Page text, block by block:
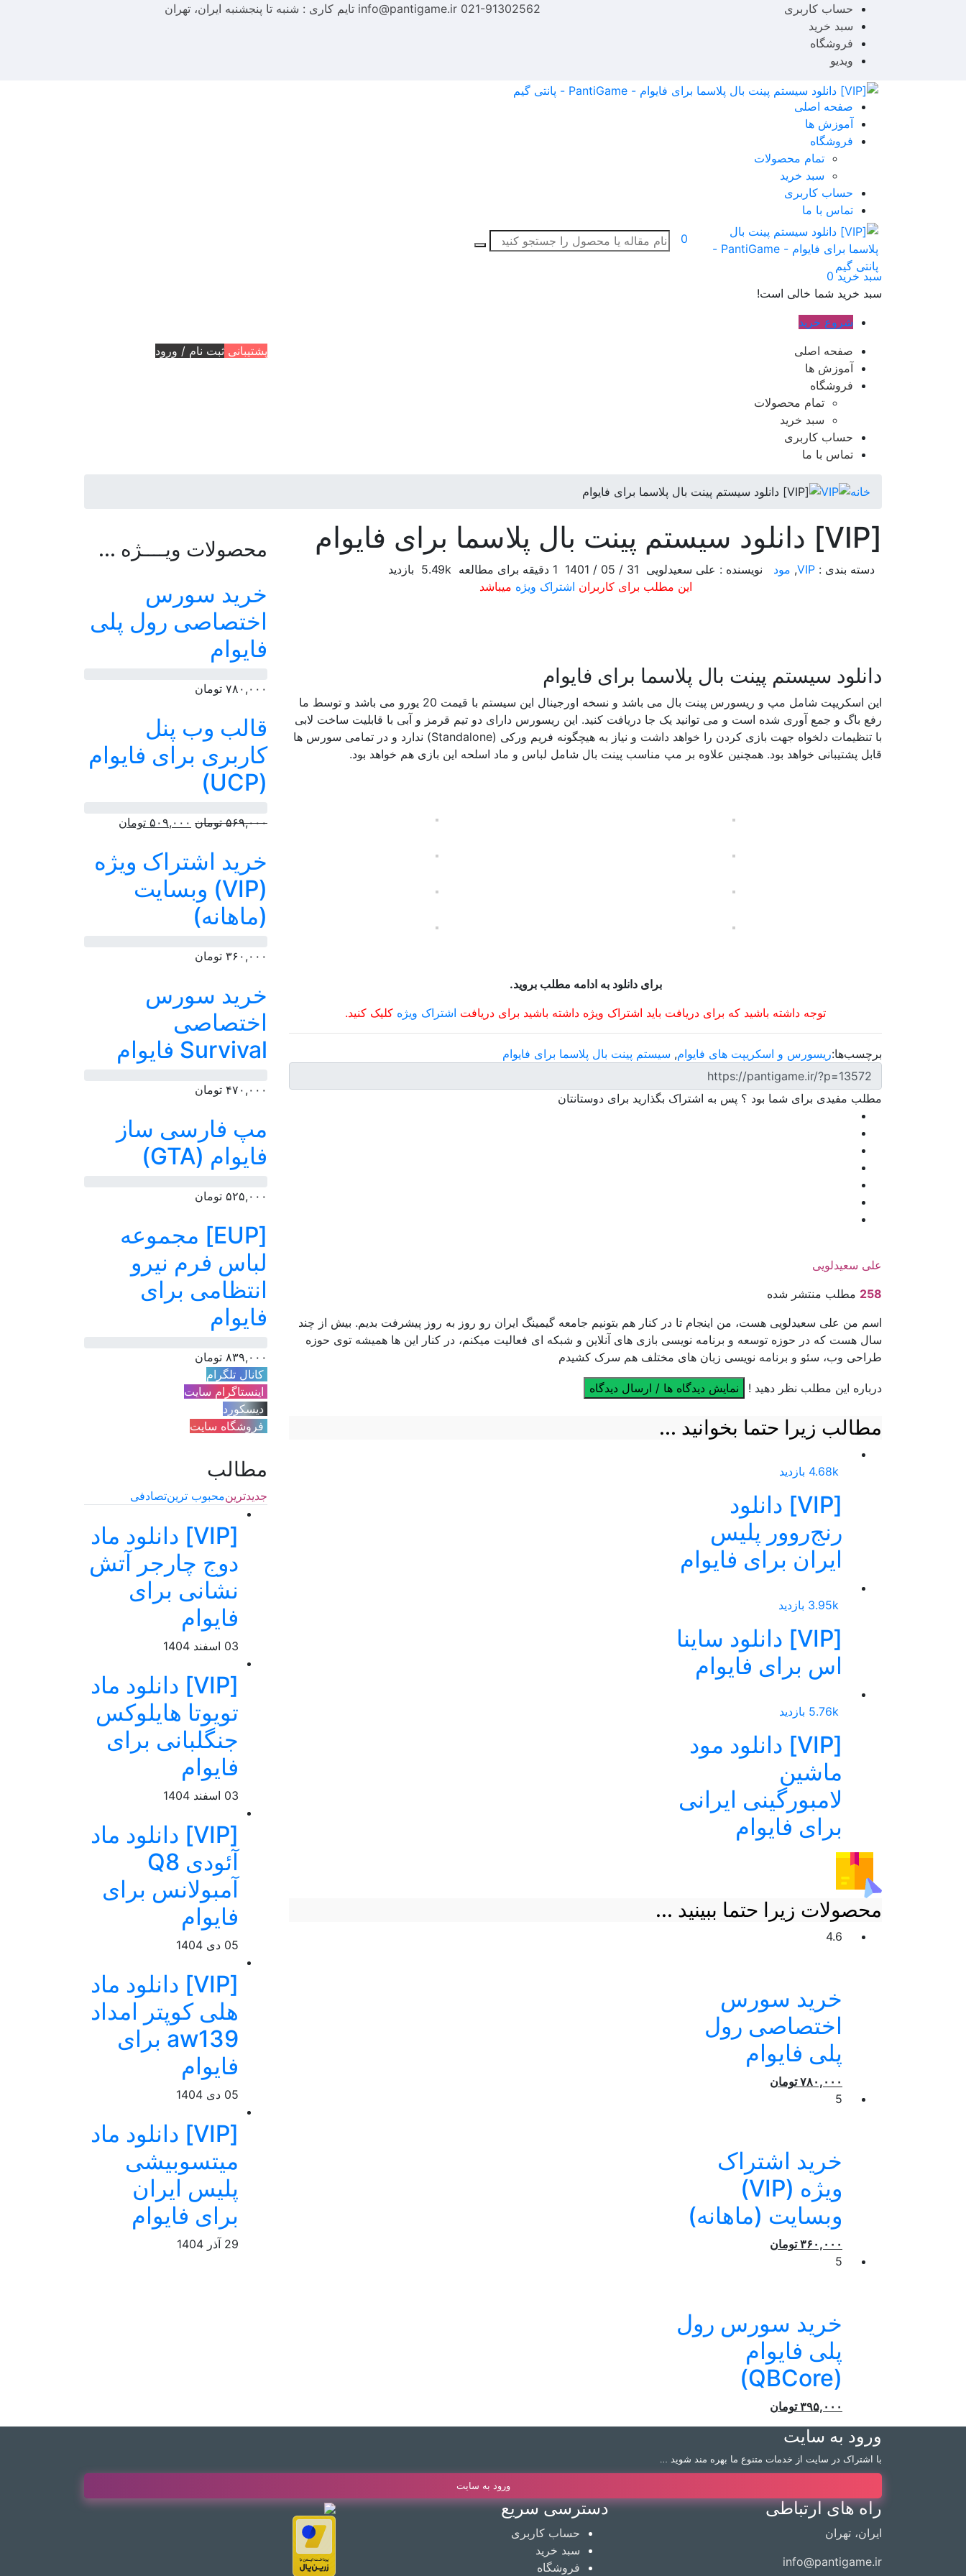
حساب کاربری
سبد خرید
فروشگاه
ویدیو
021-91302562
info@pantigame.ir تایم کاری : شنبه تا پنجشنبه ایران، تهران
صفحه اصلی
آموزش ها
فروشگاه
تمام محصولات
سبد خرید
حساب کاربری
تماس با ما
0
سبد خرید 0
سبد خرید شما خالی است!
شروع خرید
صفحه اصلی
آموزش ها
فروشگاه
تمام محصولات
سبد خرید
حساب کاربری
تماس با ما
پشتیبانی ثبت نام / ورود
خانه VIP [VIP] دانلود سیستم پینت بال پلاسما برای فایوام
[VIP] دانلود سیستم پینت بال پلاسما برای فایوام
دسته بندی : VIP
, مود نویسنده : علی سعیدلویی
این مطلب برای کاربران اشتراک ویژه میباشد
دانلود سیستم پینت بال پلاسما برای فایوام
این اسکریپت شامل مپ و ریسورس پینت بال می باشد و نسخه اورجینال این سیستم با قیمت 20 یورو می باشد و توسط ما
رفع باگ و جمع آوری شده است و می توانید یک جا دریافت کنید. این ریسورس دارای دو تیم قرمز و آبی با قابلیت ساخت لابی
با تنظیمات دلخواه جهت بازی کردن را خواهد داشت و نیاز به هیچگونه فریم ورکی (Standalone) ندارد و در تمامی سورس ها
قابل پشتیبانی خواهد بود. همچنین علاوه بر مپ مناسب پینت بال شامل لباس و ماد اسلحه این بازی هم خواهد بود.
برای دانلود به ادامه مطلب بروید.
توجه داشته باشید که برای دریافت باید اشتراک ویژه داشته باشید برای دریافت اشتراک ویژه کلیک کنید.
برچسب‌ها:ریسورس و اسکریپت های فایوام, سیستم پینت بال پلاسما برای فایوام
مطلب مفیدی برای شما بود ؟ پس به اشتراک بگذارید برای دوستانتان
علی سعیدلویی
258 مطلب منتشر شده
اسم من علی سعیدلویی هست، من اینجام تا در کنار هم بتونیم جامعه گیمینگ ایران رو روز به روز پیشرفت بدیم. بیش از چند
سال هست که در حوزه توسعه و برنامه نویسی بازی های آنلاین و شبکه ای فعالیت میکنم، در کنار این ها همیشه توی حوزه
طراحی وب، سئو و برنامه نویسی زبان های مختلف هم سرک کشیدم
درباره این مطلب نظر دهید ! نمایش دیدگاه ها / ارسال دیدگاه
مطالب زیرا حتما بخوانید ...
[VIP] دانلود
رنج‌روور پلیس
ایران برای فایوام
[VIP] دانلود ساینا
اس برای فایوام
[VIP] دانلود مود
ماشین
لامبورگینی ایرانی
برای فایوام
محصولات زیرا حتما ببینید ...
4.6
خرید سورس
اختصاصی رول
پلی فایوام
۷۸۰,۰۰۰ تومان
5
خرید اشتراک
ویژه (VIP)
وبسایت (ماهانه)
۳۶۰,۰۰۰ تومان
5
خرید سورس رول
پلی فایوام
(QBCore)
۳۹۵,۰۰۰ تومان
محصولات ویــــژه ...
خرید سورس
اختصاصی رول پلی
فایوام
۷۸۰,۰۰۰ تومان
قالب وب پنل
کاربری برای فایوام
(UCP)
۵۶۹,۰۰۰ تومان قیمت
بود.
۵۰۹,۰۰۰ تومان
۵۰۹,۰۰۰ تومان.
خرید اشتراک ویژه
(VIP) وبسایت
(ماهانه)
۳۶۰,۰۰۰ تومان
خرید سورس
اختصاصی
Survival فایوام
۴۷۰,۰۰۰ تومان
مپ فارسی ساز
فایوام (GTA)
۵۲۵,۰۰۰ تومان
[EUP] مجموعه
لباس فرم نیرو
انتظامی برای
فایوام
۸۳۹,۰۰۰ تومان
کانال تلگرام
اینستاگرام سایت
دیسکورد
فروشگاه سایت
مطالب
جدیدترینمحبوب ترینتصادفی
[VIP] دانلود ماد
دوج چارجر آتش
نشانی برای
فایوام
03 اسفند 1404
[VIP] دانلود ماد
تویوتا هایلوکس
جنگلبانی برای
فایوام
03 اسفند 1404
[VIP] دانلود ماد
آئودی Q8
آمبولانس برای
فایوام
05 دی 1404
[VIP] دانلود ماد
هلی کوپتر امداد
aw139 برای
فایوام
05 دی 1404
[VIP] دانلود ماد
میتسوبیشی
پلیس ایران
برای فایوام
29 آذر 1404
ورود به سایت
با اشتراک در سایت از خدمات متنوع ما بهره مند شوید …
ورود به سایت
راه های ارتباطی
ایران، تهران
info@pantigame.ir
دسترسی سریع
حساب کاربری
سبد خرید
فروشگاه